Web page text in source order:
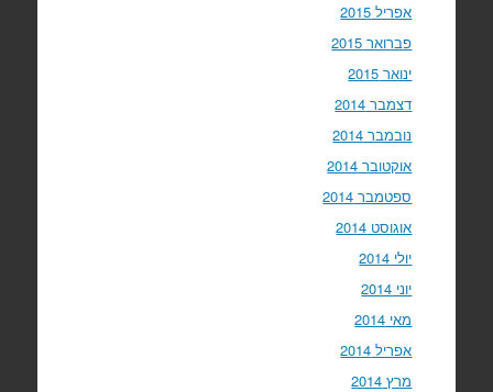
אפריל 2015
פברואר 2015
ינואר 2015
דצמבר 2014
נובמבר 2014
אוקטובר 2014
ספטמבר 2014
אוגוסט 2014
יולי 2014
יוני 2014
מאי 2014
אפריל 2014
מרץ 2014